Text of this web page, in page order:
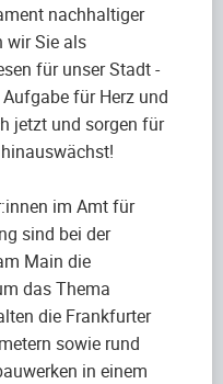
nachhaltiger
wir Sie als
für unser Stadt -
für Herz und
jetzt und sorgen für
im Amt für
sind bei der
Main die
das Thema
die Frankfurter
sowie rund
in einem